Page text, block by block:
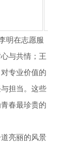
明在志愿服
与共情；王
专业价值的
担当。这些
春最珍贵的
亮丽的风景